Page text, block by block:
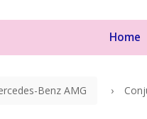
Home
Benz AMG